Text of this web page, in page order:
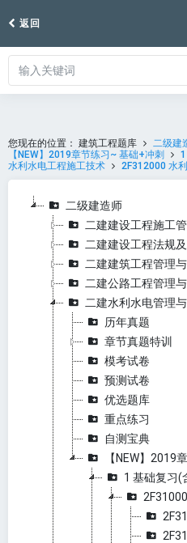
返回
您现在的位置： 建筑工程题库 二级建
【NEW】2019章节练习~ 基础+冲刺
水利水电工程施工技术
2F312000 水
二级建造师
二建建设工程施工
二建建设工程法规
二建建筑工程管理
二建公路工程管理
二建水利水电管理
历年真题
章节真题特训
模考试卷
预测试卷
优选题库
重点练习
自测宝典
【NEW】2019
1 基础复习(